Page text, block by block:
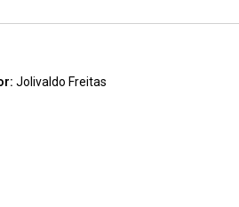
Jolivaldo Freitas